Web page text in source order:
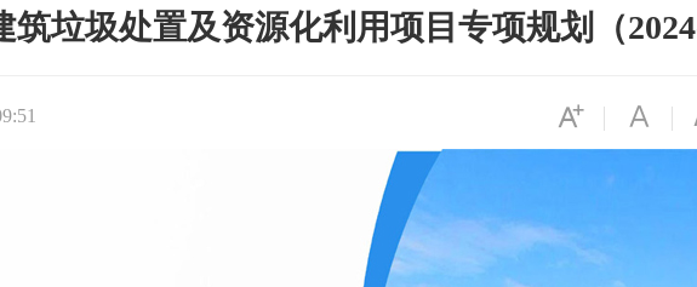
垃圾处置及资源化利用项目专项规划（